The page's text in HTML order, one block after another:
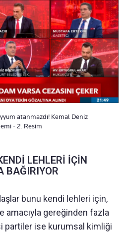
atanmazdı! Kemal Deniz
- 2. Resim
LEHLERİ İÇİN
BAĞIRIYOR
bunu kendi lehleri için,
amacıyla gereğinden fazla
partiler ise kurumsal kimliği